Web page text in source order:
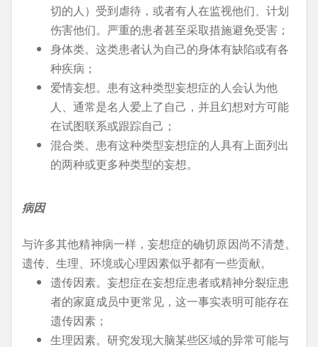
切的人）受到虐待，或者有人在监视他们、计划
伤害他们。严重的患者甚至采取措施避免受害；
身体类。这类患者认为自己的身体有缺陷或有各
种疾病；
爱情妄想。患有这种类型妄想症的人会认为他
人、通常是名人爱上了自己，并且幻想对方可能
在试图联系或跟踪自己；
混合类。患有这种类型妄想症的人具有上面列出
的两种或更多种类型的妄想。
病因
与许多其他精神病一样，妄想症的确切原因尚不清楚。
遗传、生理、环境或心理因素似乎都有一些贡献。
遗传因素。妄想症在妄想症患者或精神分裂症患
者的家庭成员中更常见，这一事实表明可能存在
遗传因素；
生理因素。研究发现大脑某些区域的异常可能与